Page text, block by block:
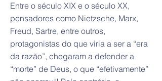
Entre o século XIX e o século XX,
pensadores como Nietzsche, Marx,
Freud, Sartre, entre outros,
protagonistas do que viria a ser a “era
da razão”, chegaram a defender a
“morte” de Deus, o que “efetivamente”